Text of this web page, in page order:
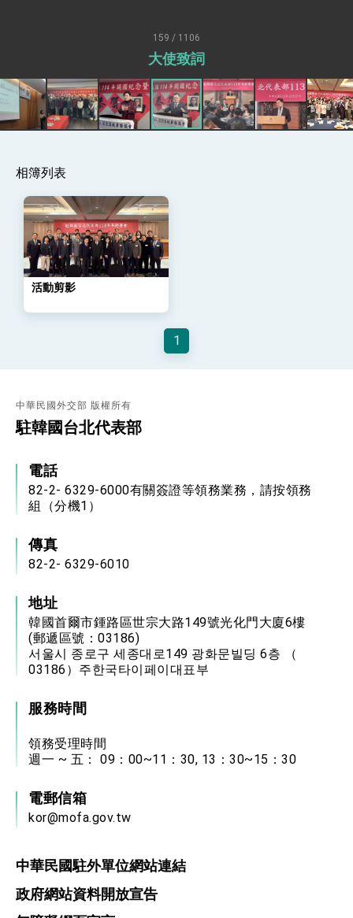
外交部長林佳龍午宴歡迎美國聯邦參議員蓋耶哥
外交部長林佳龍接見美國智庫「德國馬歇爾基金
會」訪問團一行，深化跨大西洋戰略夥伴關係
臺美經貿談判獲階段性成果 卓揆期勉爭取時間完
成「臺美對等貿易協定」簽署
外交部長林佳龍主持第35次「參與亞太經濟合作
策略小組」跨部會會議
民調顯示多數國人滿意政府外交表現，高度支持
「總合外交」與台歐美日關係深化
總統以「韌性之島，希望之光」為題發表2026新
年談話
會 強調以實力守護台海和平 以決心掌握國家
變局中 奮起的新臺灣 總統發表國慶演說
賴總統就職演說影片
總統重要談話
我國政府將在美國亞利桑納州設立「駐鳳凰城辦
事處」，進一步深化台美交流合作
159 / 1106
大使致詞
相簿列表
活動剪影
1
中華民國外交部 版權所有
駐韓國台北代表部
電話
82-2- 6329-6000有關簽證等領務業務，請按領務
組（分機1）
傳真
82-2- 6329-6010
地址
韓國首爾市鍾路區世宗大路149號光化門大廈6樓
(郵遞區號：03186)
서울시 종로구 세종대로149 광화문빌딩 6층 （
03186）주한국타이페이대표부
服務時間
領務受理時間
週一 ~ 五： 09：00~11：30, 13：30~15：30
電郵信箱
kor@mofa.gov.tw
中華民國駐外單位網站連結
政府網站資料開放宣告